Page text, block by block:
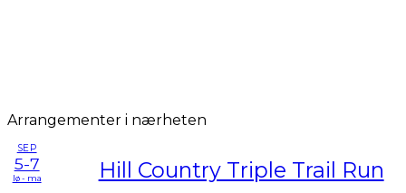
Arrangementer i nærheten
SEP
5-7
lø - ma Hill Country Triple Trail Run